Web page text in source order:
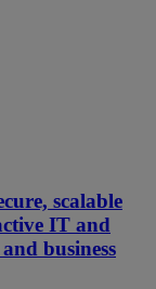
scalable
IT and
business